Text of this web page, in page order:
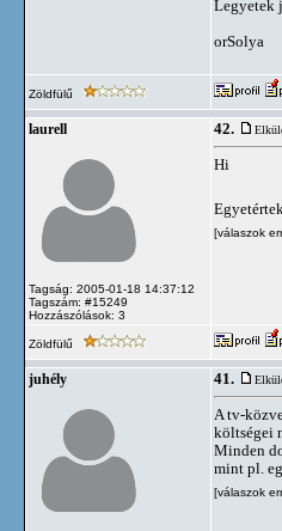
Legyetek
orSolya
Zöldfülű
laurell
Tagság: 2005-01-18 14:37:12
Tagszám: #15249
Hozzászólások: 3
42.
Hi
[válaszok
Zöldfülű
juhély 41.
A tv-
költségei
Minden
mint pl.
[válaszok